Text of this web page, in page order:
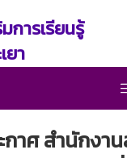
การเรียนรู้
ยา
าศ สำนักงา